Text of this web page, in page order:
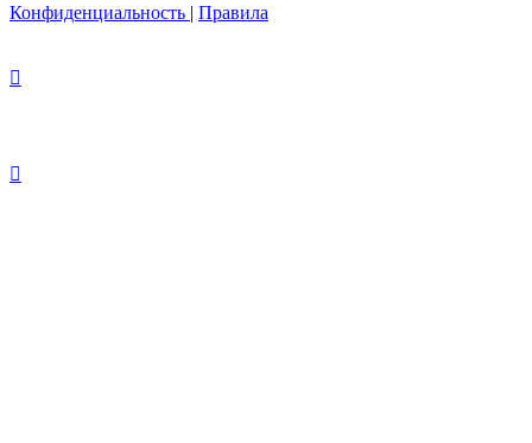
Конфиденциальность | Правила